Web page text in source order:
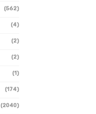
(562)
(4)
(2)
(2)
(1)
(174)
(2040)